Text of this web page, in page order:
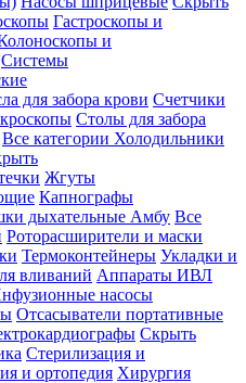
Гастроскопы и
и
Системы
для забора крови Счетчики
Столы для забора
Все категории Холодильники
Жгуты
Капнографы
дыхательные Амбу Все
Роторасширители и маски
Термоконтейнеры Укладки и
вливаний Аппараты ИВЛ
насосы
Отсасыватели портативные
Скрыть
Стерилизация и
и ортопедия Хирургия